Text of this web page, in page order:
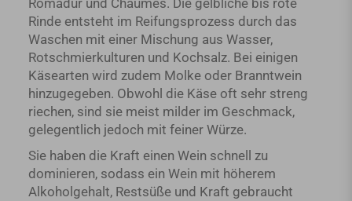
Romadur und Chaumes. Die gelbliche bis rote
Rinde entsteht im Reifungsprozess durch das
Waschen mit einer Mischung aus Wasser,
Rotschmierkulturen und Kochsalz. Bei einigen
Käsearten wird zudem Molke oder Branntwein
hinzugegeben. Obwohl die Käse oft sehr streng
riechen, sind sie meist milder im Geschmack,
gelegentlich jedoch mit feiner Würze.
Sie haben die Kraft einen Wein schnell zu
dominieren, sodass ein Wein mit höherem
Alkoholgehalt, Restsüße und Kraft gebraucht